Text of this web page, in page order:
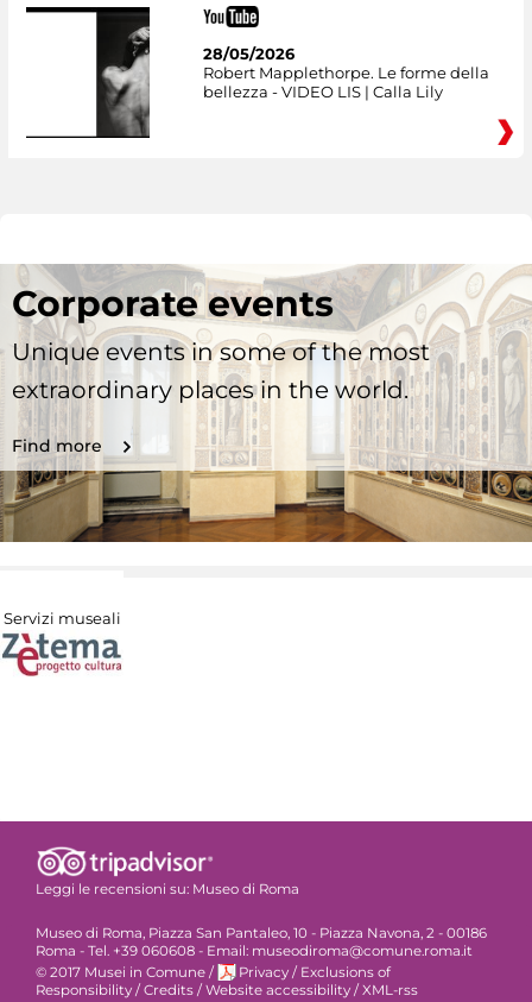
28/05/2026
Robert Mapplethorpe. Le forme della
bellezza - VIDEO LIS | Calla Lily
Corporate events
Unique events in some of the most
extraordinary places in the world.
Find more
Servizi museali
Leggi le recensioni su: Museo di Roma
Museo di Roma, Piazza San Pantaleo, 10 - Piazza Navona, 2 - 00186
Roma - Tel. +39 060608 - Email: museodiroma@comune.roma.it
© 2017 Musei in Comune / Privacy / Exclusions of
Responsibility /Credits /Website accessibility /XML-rss